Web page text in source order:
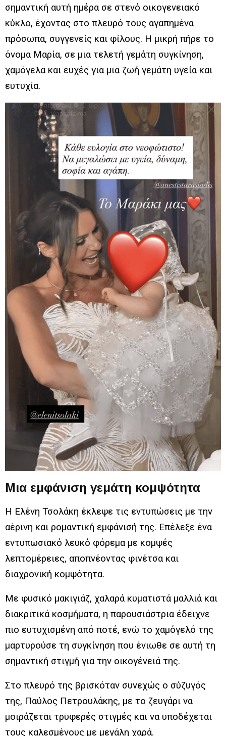
σημαντική αυτή ημέρα σε στενό οικογενειακό
κύκλο, έχοντας στο πλευρό τους αγαπημένα
πρόσωπα, συγγενείς και φίλους. Η μικρή πήρε το
όνομα Μαρία, σε μια τελετή γεμάτη συγκίνηση,
χαμόγελα και ευχές για μια ζωή γεμάτη υγεία και
ευτυχία.
Μια εμφάνιση γεμάτη κομψότητα
Η Ελένη Τσολάκη έκλεψε τις εντυπώσεις με την
αέρινη και ρομαντική εμφάνισή της. Επέλεξε ένα
εντυπωσιακό λευκό φόρεμα με κομψές
λεπτομέρειες, αποπνέοντας φινέτσα και
διαχρονική κομψότητα.
Με φυσικό μακιγιάζ, χαλαρά κυματιστά μαλλιά και
διακριτικά κοσμήματα, η παρουσιάστρια έδειχνε
πιο ευτυχισμένη από ποτέ, ενώ το χαμόγελό της
μαρτυρούσε τη συγκίνηση που ένιωθε σε αυτή τη
σημαντική στιγμή για την οικογένειά της.
Στο πλευρό της βρισκόταν συνεχώς ο σύζυγός
της, Παύλος Πετρουλάκης, με το ζευγάρι να
μοιράζεται τρυφερές στιγμές και να υποδέχεται
τους καλεσμένους με μεγάλη χαρά.